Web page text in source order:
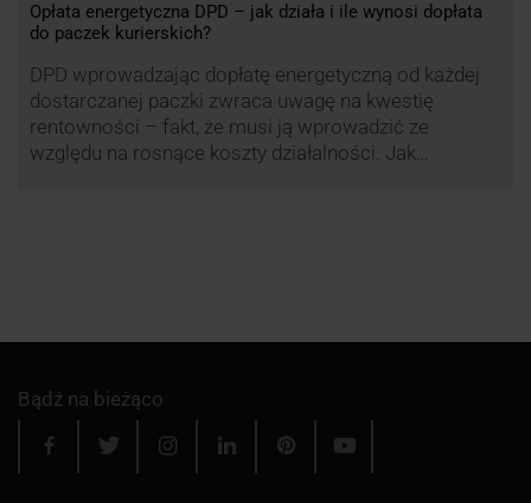
Opłata energetyczna DPD – jak działa i ile wynosi dopłata
do paczek kurierskich?
DPD wprowadzając dopłatę energetyczną od każdej
dostarczanej paczki zwraca uwagę na kwestię
rentowności – fakt, że musi ją wprowadzić ze
względu na rosnące koszty działalności. Jak
Bądź na bieżąco